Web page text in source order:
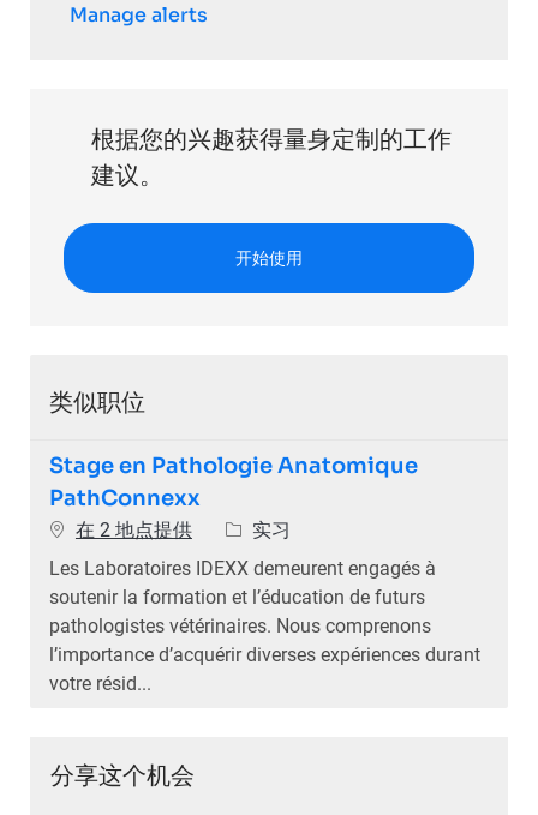
Manage alerts
根据您的兴趣获得量身定制的工作
建议。
开始使用
类似职位
Stage en Pathologie Anatomique
PathConnexx
在 2 地点提供 类别实习
Les Laboratoires IDEXX demeurent engagés à
soutenir la formation et l’éducation de futurs
pathologistes vétérinaires. Nous comprenons
l’importance d’acquérir diverses expériences durant
votre résid...
分享这个机会